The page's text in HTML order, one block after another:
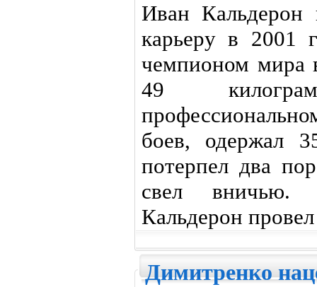
Иван Кальдерон
карьеру в 2001
чемпионом мира
49
боев, одержал
потерпел два
свел вничью.
Кальдерон
Димитренко